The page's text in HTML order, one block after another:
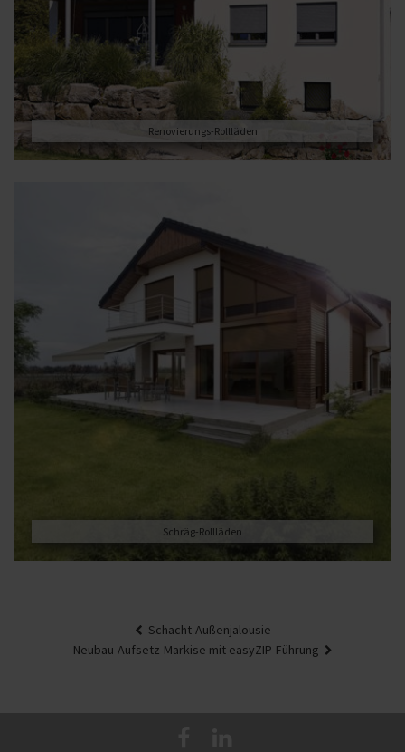
Renovierungs-Rollläden
Schräg-Rollläden
Schacht-Außenjalousie
Neubau-Aufsetz-Markise mit easyZIP-Führung